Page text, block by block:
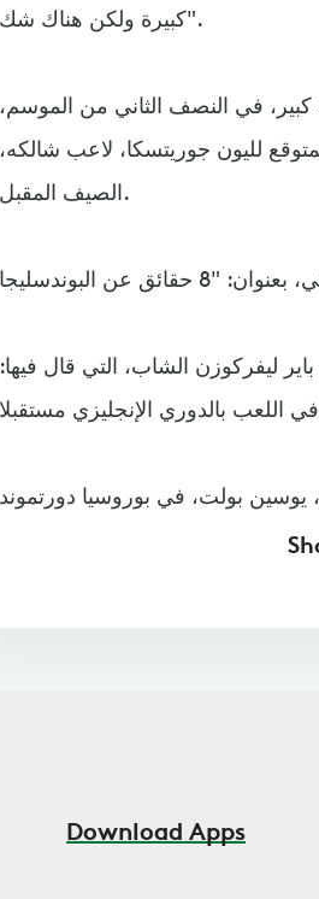
كبيرة ولكن هناك شك".
في النصف الثاني من الموسم،
لليون جوريتسكا، لاعب شالكه،
الصيف المقبل.
ليفركوزن الشاب، التي قال فيها:
Download Apps